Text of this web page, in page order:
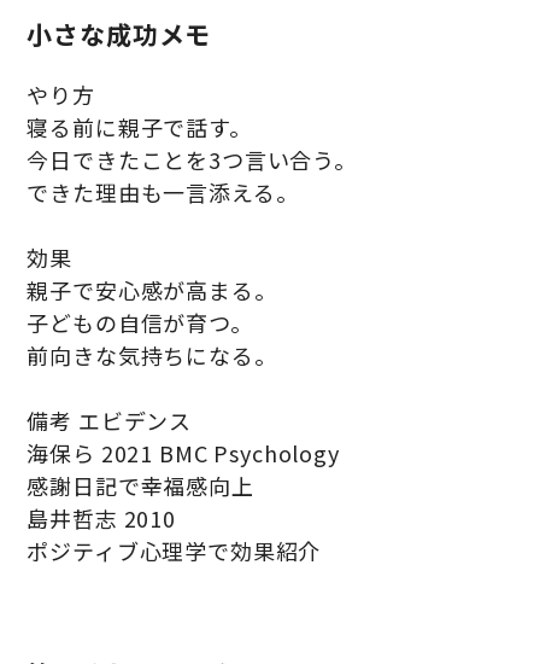
小さな成功メモ
やり方
寝る前に親子で話す。
今日できたことを3つ言い合う。
できた理由も一言添える。
効果
親子で安心感が高まる。
子どもの自信が育つ。
前向きな気持ちになる。
備考 エビデンス
海保ら 2021 BMC Psychology
感謝日記で幸福感向上
島井哲志 2010
ポジティブ心理学で効果紹介